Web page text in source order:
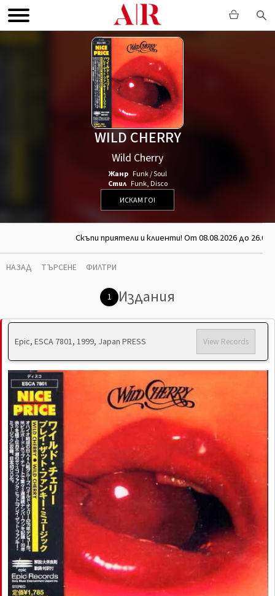
WILD CHERRY
Wild Cherry
Жанр Funk / Soul
Стил Funk,Disco
ИСКАМ ГО!
Скъпи приятели и клиенти! От 08.08.2026 до
НАЗАД ТЪРСЕНЕ ФИЛТРИ
1 Издания
Epic, ESCA 7801, 1999, Japan PRESS View Records